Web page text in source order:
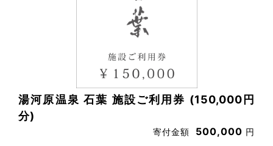
湯河原温泉 石葉 施設ご利用券 (150,000円
分)
寄付金額 500,000 円